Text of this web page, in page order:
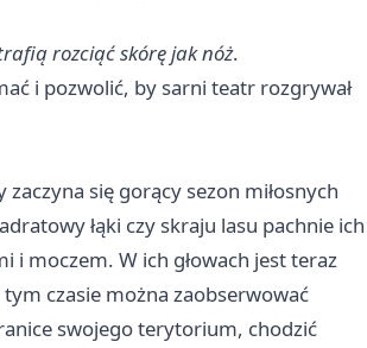
rozciąć skórę jak nóż.
i pozwolić, by sarni teatr rozgrywał
się gorący sezon miłosnych
łąki czy skraju lasu pachnie ich
i moczem. W ich głowach jest teraz
czasie można zaobserwować
swojego terytorium, chodzić